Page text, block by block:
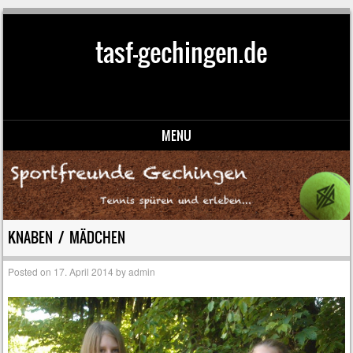
tasf-gechingen.de
MENU
Skip to content
KNABEN / MÄDCHEN
Posted on 17. April 2014 byadmin